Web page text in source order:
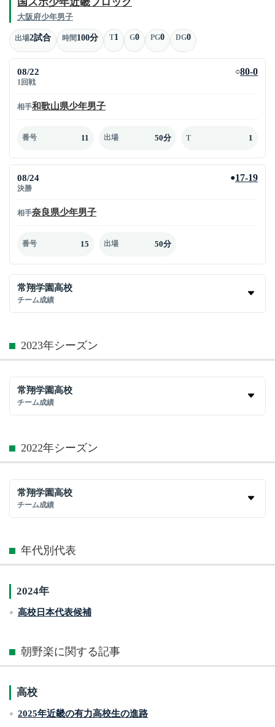
大阪府少年男子
出場2試合 時間100分 T1 G0 PG0 DG0
08/22
1回戦
○80-0
相手和歌山県少年男子
番号 11 出場 50分 T 1
08/24
決勝
●17-19
相手奈良県少年男子
番号 15 出場 50分
常翔学園高校
チーム成績
2023年シーズン
常翔学園高校
チーム成績
2022年シーズン
常翔学園高校
チーム成績
年代別代表
2024年
高校日本代表候補
朝野楽に関する記事
高校
2025年近畿の有力高校生の進路